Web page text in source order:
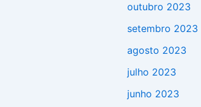
outubro 2023
setembro 2023
agosto 2023
julho 2023
junho 2023